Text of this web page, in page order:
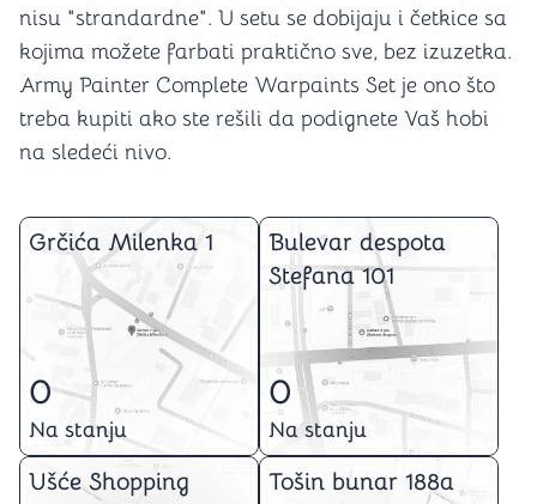
nisu "strandardne". U setu se dobijaju i četkice sa
kojima možete farbati praktično sve, bez izuzetka.
Army Painter Complete Warpaints Set je ono što
treba kupiti ako ste rešili da podignete Vaš hobi
na sledeći nivo.
Grčića Milenka 1
0
Na stanju
Bulevar despota
Stefana 101
0
Na stanju
Ušće Shopping
Tošin bunar 188a